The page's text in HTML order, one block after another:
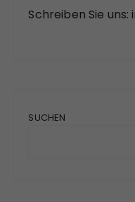
Schreiben Sie uns:
SUCHEN